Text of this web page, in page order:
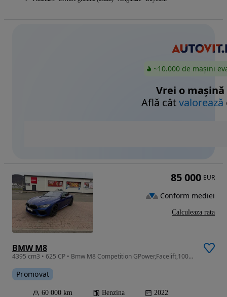
~10.000 de mașini
Vrei o mașină
Află câtvalorează
BMW M8
4395 cm3 • 625 CP • Bmw M8 Competition GPower,Facelift,1000cp
Promovat
60 000 km Benzina 2022
85 000 EUR
Conform mediei
Calculeaza rata